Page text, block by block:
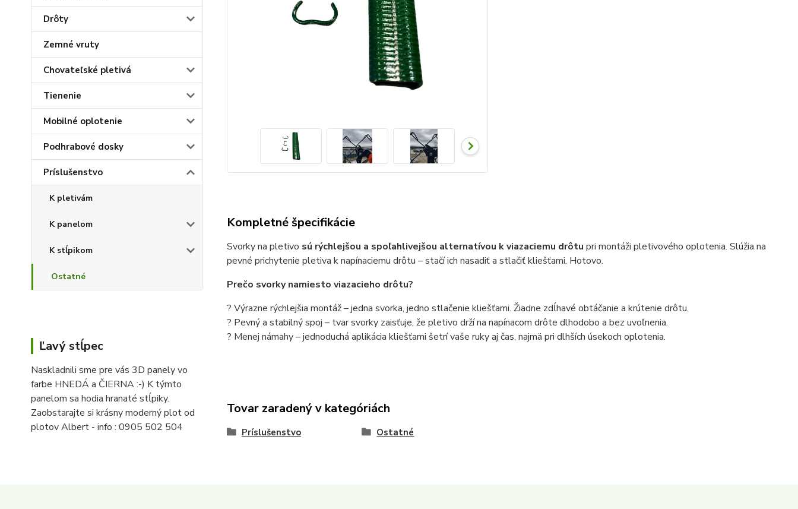
Drôty
Zemné vruty
Chovateľské pletivá
Tienenie
Mobilné oplotenie
Podhrabové dosky
Príslušenstvo
K pletivám
K panelom
K stĺpikom
Ostatné
Ľavý stĺpec
Naskladnili sme pre vás 3D panely vo
farbe HNEDÁ a ČIERNA :-) K týmto
panelom sa hodia hranaté stĺpiky.
Zaobstarajte si krásny moderný plot od
plotov Albert - info : 0905 502 504
Kompletné špecifikácie
Svorky na pletivo sú rýchlejšou a spoľahlivejšou alternatívou k viazaciemu drôtu pri montáži pletivového oplotenia. Slúžia na
pevné prichytenie pletiva k napínaciemu drôtu – stačí ich nasadiť a stlačiť kliešťami. Hotovo.
Prečo svorky namiesto viazacieho drôtu?
? Výrazne rýchlejšia montáž – jedna svorka, jedno stlačenie kliešťami. Žiadne zdĺhavé obtáčanie a krútenie drôtu.
? Pevný a stabilný spoj – tvar svorky zaisťuje, že pletivo drží na napínacom drôte dlhodobo a bez uvoľnenia.
? Menej námahy – jednoduchá aplikácia kliešťami šetrí vaše ruky aj čas, najmä pri dlhších úsekoch oplotenia.
Tovar zaradený v kategóriách
Príslušenstvo Ostatné